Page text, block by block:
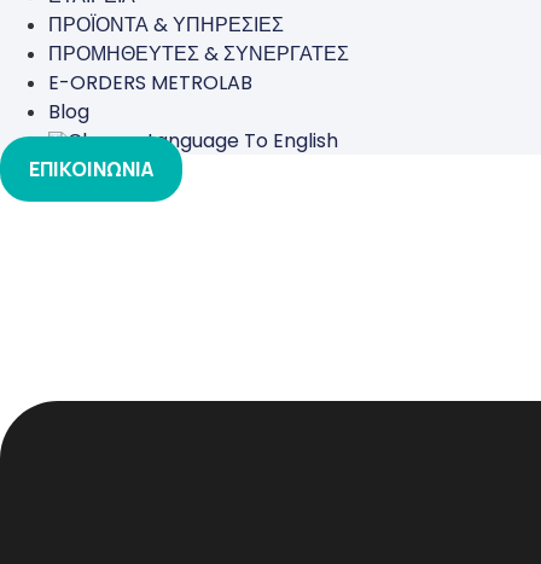
ΠΡΟΪΟΝΤΑ & ΥΠΗΡΕΣΙΕΣ
ΠΡΟΜΗΘΕΥΤΕΣ & ΣΥΝΕΡΓΑΤΕΣ
E-ORDERS METROLAB
Blog
ΕΠΙΚΟΙΝΩΝΙΑ